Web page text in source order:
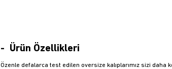
Ürün Özellikleri
Özenle defalarca test edilen oversize kalıplarımız sizi